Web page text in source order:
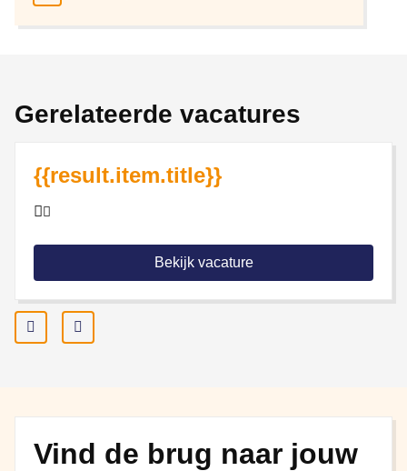
Gerelateerde vacatures
{{result.item.title}}
Bekijk vacature
Prev
Vind de brug naar jouw